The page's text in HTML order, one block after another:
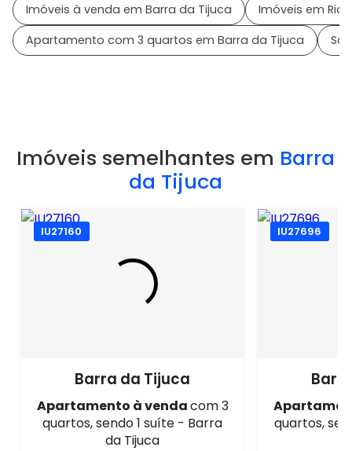
Imóveis à venda em Barra da Tijuca
Imóveis em Rio
Apartamento com 3 quartos em Barra da Tijuca
Imóveis semelhantes em Barra
da Tijuca
IU27160
Barra da Tijuca
Apartamento à vendacom 3
quartos, sendo 1 suíte - Barra
da Tijuca
IU27696
quartos,